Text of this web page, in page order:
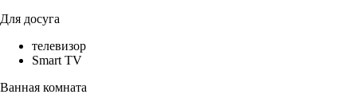
Для досуга
телевизор
Smart TV
Ванная комната